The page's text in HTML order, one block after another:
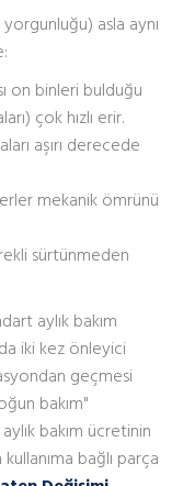
asla aynı
on binleri bulduğu
çok hızlı erir.
aşırı derecede
mekanik ömrünü
sürtünmeden
aylık bakım
iki kez önleyici
geçmesi
bakım"
bakım ücretinin
bağlı parça